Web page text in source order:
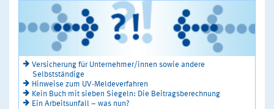
Versicherung für Unternehmer/innen sowie andere
Selbstständige
Hinweise zum UV-Meldeverfahren
Kein Buch mit sieben Siegeln: Die Beitragsberechnung
Ein Arbeitsunfall – was nun?